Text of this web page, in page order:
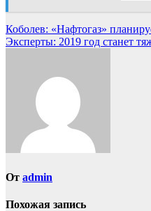
Навигация
по
Коболев: «Нафтогаз»
Эксперты: 2019 год станет
От admin
Похожая запись